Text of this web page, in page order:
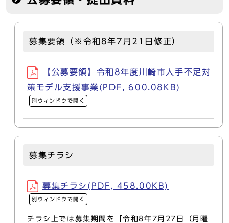
募集要領（※令和8年7月21日修正）
【公募要領】令和8年度川崎市人手不足対
策モデル支援事業(PDF, 600.08KB)
別ウィンドウで開く
募集チラシ
募集チラシ(PDF, 458.00KB)
別ウィンドウで開く
チラシ上では募集期間を「令和8年7月27日（月曜